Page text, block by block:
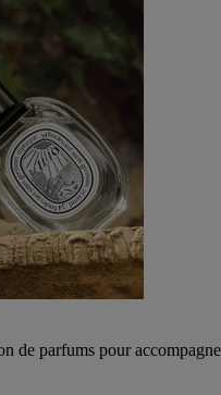
de parfums pour